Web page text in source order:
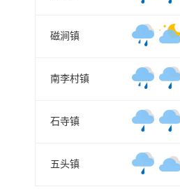
磁涧镇
南李村镇
石寺镇
五头镇